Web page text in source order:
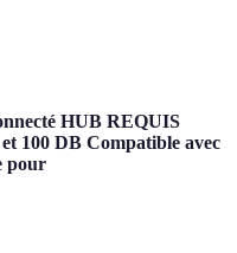
HUB REQUIS
100 DB Compatible avec
pour